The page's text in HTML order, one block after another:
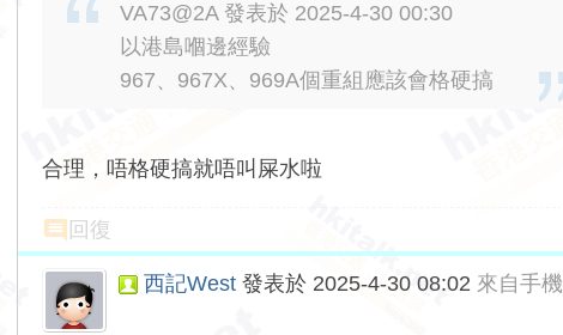
VA73@2A 發表於 2025-4-30 00:30
以港島嗰邊經驗
967、967X、969A個重組應該會格硬搞
合理，唔格硬搞就唔叫屎水啦
回復
西記West 發表於 2025-4-30 08:02 來自手機